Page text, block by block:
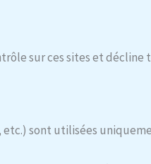
sur ces sites et
sont utilisées